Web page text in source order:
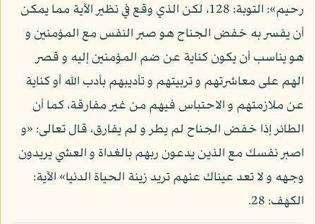
رحيم»: التوبة: 128، لكن الذي وقع في نظير الآية مما يمكن
أن يفسر به خفض الجناح هو صبر النفس مع المؤمنين و
هو يناسب أن يكون كناية عن ضم المؤمنين إليه و قصر
الهم على معاشرتهم و تربيتهم و تأديبهم بأدب الله أو كناية
عن ملازمتهم و الاحتباس فيهم من غير مفارقة، كما أن
الطائر إذا خفض الجناح لم يطر و لم يفارق، قال تعالى: «و
اصبر نفسك مع الذين يدعون ربهم بالغداة و العشي يريدون
وجهه و لا تعد عيناك عنهم تريد زينة الحياة الدنيا» الآية:
الكهف: 28.